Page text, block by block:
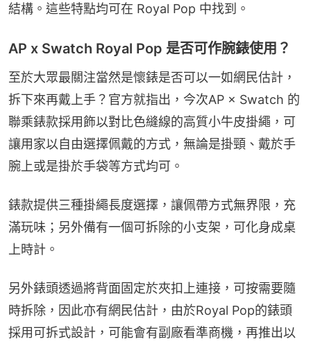
結構。這些特點均可在 Royal Pop 中找到。
AP x Swatch Royal Pop 是否可作腕錶使用？
至於大眾最關注當然是懷錶是否可以一如網民估計，
拆下來再戴上手？官方就指出，今次AP × Swatch 的
聯乘錶款採用飾以對比色縫線的高質小牛皮掛繩，可
讓用家以自由選擇佩戴的方式，無論是掛頸、戴於手
腕上或是掛於手袋等方式均可。
錶款提供三種掛繩長度選擇，讓佩帶方式無界限，充
滿玩味；另外備有一個可拆除的小支架，可化身成桌
上時計。
另外錶頭透過將背面固定於夾扣上連接，可按需要隨
時拆除，因此亦有網民估計，由於Royal Pop的錶頭
採用可拆式設計，可能會有副廠看準商機，再推出以